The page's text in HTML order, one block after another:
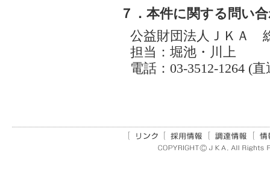
７．本件に関する問い
公益財団法人ＪＫＡ
担当：堀池・川上
電話：03-3512-1264 (直